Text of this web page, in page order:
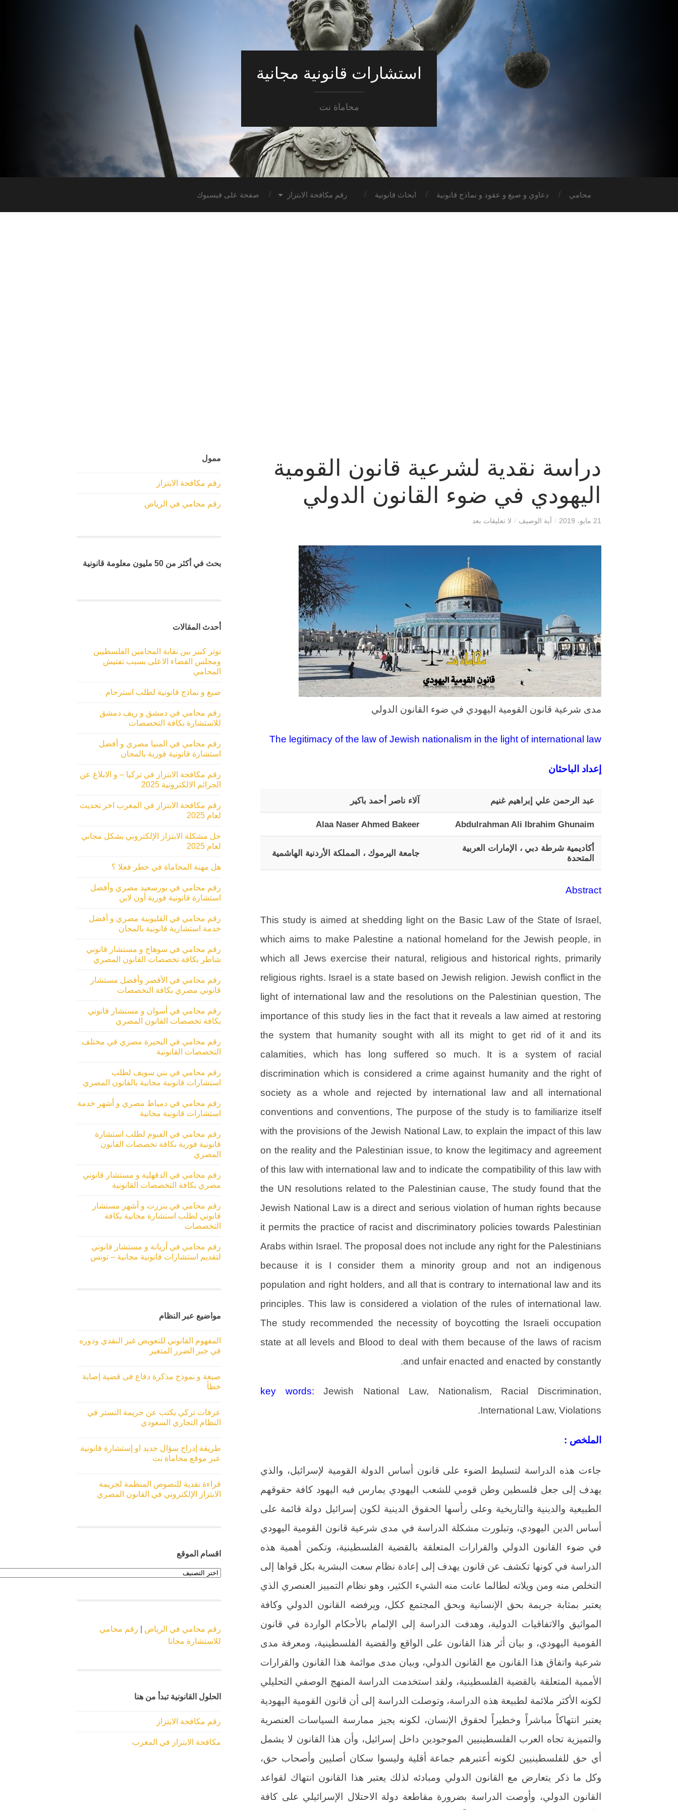
استشارات قانونية مجانية
محاماة نت
محامي دعاوي و صيغ و عقود و نماذج قانونية ابحاث قانونية رقم مكافحة الابتزاز صفحة على فيسبوك
دراسة نقدية لشرعية قانون القومية
اليهودي في ضوء القانون الدولي
21 مايو، 2019 / آية الوصيف / لا تعليقات بعد
مدى شرعية قانون القومية اليهودي في ضوء القانون الدولي
The legitimacy of the law of Jewish nationalism in the light of international law
إعداد الباحثان
عبد الرحمن علي إبراهيم غنيم آلاء ناصر أحمد باكير
Abdulrahman Ali Ibrahim Ghunaim
Alaa Naser Ahmed Bakeer
أكاديمية شرطة دبي ، الإمارات العربية
المتحدة
جامعة اليرموك ، المملكة الأردنية الهاشمية
Abstract
This study is aimed at shedding light on the Basic Law of the State of Israel,
which aims to make Palestine a national homeland for the Jewish people, in
which all Jews exercise their natural, religious and historical rights, primarily
religious rights. Israel is a state based on Jewish religion. Jewish conflict in the
light of international law and the resolutions on the Palestinian question, The
importance of this study lies in the fact that it reveals a law aimed at restoring
the system that humanity sought with all its might to get rid of it and its
calamities, which has long suffered so much. It is a system of racial
discrimination which is considered a crime against humanity and the right of
society as a whole and rejected by international law and all international
conventions and conventions, The purpose of the study is to familiarize itself
with the provisions of the Jewish National Law, to explain the impact of this law
on the reality and the Palestinian issue, to know the legitimacy and agreement
of this law with international law and to indicate the compatibility of this law with
the UN resolutions related to the Palestinian cause, The study found that the
Jewish National Law is a direct and serious violation of human rights because
it permits the practice of racist and discriminatory policies towards Palestinian
Arabs within Israel. The proposal does not include any right for the Palestinians
because it is I consider them a minority group and not an indigenous
population and right holders, and all that is contrary to international law and its
principles. This law is considered a violation of the rules of international law.
The study recommended the necessity of boycotting the Israeli occupation
state at all levels and Blood to deal with them because of the laws of racism
and unfair enacted and enacted by constantly.
key words: Jewish National Law, Nationalism, Racial Discrimination,
International Law, Violations.
الملخص :
جاءت هذه الدراسة لتسليط الضوء على قانون أساس الدولة القومية لإسرائيل، والذي
يهدف إلى جعل فلسطين وطن قومي للشعب اليهودي يمارس فيه اليهود كافة حقوقهم
الطبيعية والدينية والتاريخية وعلى رأسها الحقوق الدينية لكون إسرائيل دولة قائمة على
أساس الدين اليهودي، وتبلورت مشكلة الدراسة في مدى شرعية قانون القومية اليهودي
في ضوء القانون الدولي والقرارات المتعلقة بالقضية الفلسطينية، وتكمن أهمية هذه
الدراسة في كونها تكشف عن قانون يهدف إلى إعادة نظام سعت البشرية بكل قواها إلى
التخلص منه ومن ويلاته لطالما عانت منه الشيء الكثير، وهو نظام التمييز العنصري الذي
يعتبر بمثابة جريمة بحق الإنسانية وبحق المجتمع ككل، ويرفضه القانون الدولي وكافة
المواثيق والاتفاقيات الدولية، وهدفت الدراسة إلى الإلمام بالأحكام الواردة في قانون
القومية اليهودي، و بيان أثر هذا القانون على الواقع والقضية الفلسطينية، ومعرفة مدى
شرعية واتفاق هذا القانون مع القانون الدولي، وبيان مدى موائمة هذا القانون والقرارات
الأممية المتعلقة بالقضية الفلسطينية، ولقد استخدمت الدراسة المنهج الوصفي التحليلي
لكونه الأكثر ملائمة لطبيعة هذه الدراسة، وتوصلت الدراسة إلى أن قانون القومية اليهودية
يعتبر انتهاكاً مباشراً وخطيراً لحقوق الإنسان، لكونه يجيز ممارسة السياسات العنصرية
والتميزية تجاه العرب الفلسطينيين الموجودين داخل إسرائيل، وأن هذا القانون لا يشمل
أي حق للفلسطينيين لكونه أعتبرهم جماعة أقلية وليسوا سكان أصليين وأصحاب حق،
وكل ما ذكر يتعارض مع القانون الدولي ومبادئه لذلك يعتبر هذا القانون انتهاك لقواعد
القانون الدولي، وأوصت الدراسة بضرورة مقاطعة دولة الاحتلال الإسرائيلي على كافة
ممول
رقم مكافحة الابتزاز
رقم محامي في الرياض
بحث في أكثر من 50 مليون معلومة قانونية
أحدث المقالات
توتر كبير بين نقابة المحامين الفلسطيين
ومجلس القضاء الاعلى بسبب تفتيش
المحامي
صيغ و نماذج قانونية لطلب استرحام
رقم محامي في دمشق و ريف دمشق
للاستشارة بكافة التخصصات
رقم محامي في المنيا مصري و أفضل
استشارة قانونية فورية بالمجان
رقم مكافحة الابتزاز في تركيا – و الابلاغ عن
الجرائم الالكترونية 2025
رقم مكافحة الابتزاز في المغرب اخر تحديث
لعام 2025
حل مشكلة الابتزاز الإلكتروني بشكل مجاني
لعام 2025
هل مهنة المحاماة في خطر فعلا ؟
رقم محامي في بورسعيد مصري وأفضل
استشارة قانونية فورية أون لاين
رقم محامي في القليوبية مصري و أفضل
خدمة استشارية قانونية بالمجان
رقم محامي في سوهاج و مستشار قانوني
شاطر بكافة تخصصات القانون المصري
رقم محامي في الأقصر وأفضل مستشار
قانوني مصري بكافة التخصصات
رقم محامي في أسوان و مستشار قانوني
بكافة تخصصات القانون المصري
رقم محامي في البحيرة مصري في مختلف
التخصصات القانونية
رقم محامي في بني سويف لطلب
استشارات قانونية مجانية بالقانون المصري
رقم محامي في دمياط مصري و أشهر خدمة
استشارات قانونية مجانية
رقم محامي في الفيوم لطلب استشارة
قانونية فورية بكافة تخصصات القانون
المصري
رقم محامي في الدقهلية و مستشار قانوني
مصري بكافة التخصصات القانونية
رقم محامي في بنزرت و أشهر مستشار
قانوني لطلب استشارة مجانية بكافة
التخصصات
رقم محامي في أريانة و مستشار قانوني
لتقديم استشارات قانونية مجانية – تونس
مواضيع عبر النظام
المفهوم القانوني للتعويض غير النقدي ودوره
في جبر الضرر المتغير
صيغة و نموذج مذكرة دفاع فى قضية إصابة
خطأ
عرفات تركي يكتب عن جريمة التستر في
النظام التجاري السعودي
طريقة إدراج سؤال جديد او إستشارة قانونية
عبر موقع محاماة نت
قراءة نقدية للنصوص المنظمة لجريمة
الابتزاز الإلكتروني في القانون المصري
اقسام الموقع
اقسام
الموقع
رقم محامي في الرياض
رقم محامي
للاستشارة مجانا
الحلول القانونية تبدأ من هنا
رقم مكافحة الابتزاز
مكافحة الابتزاز في المغرب